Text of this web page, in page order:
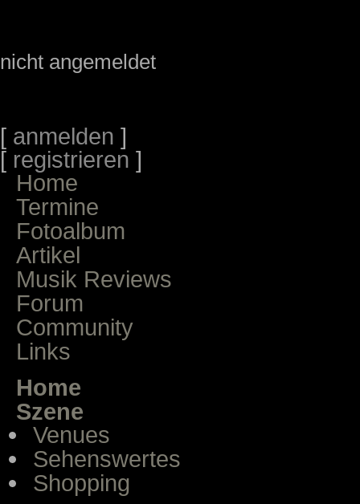
nicht angemeldet
[ anmelden ]
[ registrieren ]
Home
Termine
Fotoalbum
Artikel
Musik Reviews
Forum
Community
Links
Home
Szene
Venues
Sehenswertes
Shopping